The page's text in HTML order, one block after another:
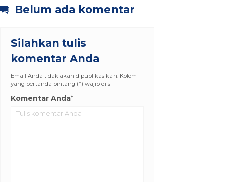
Belum ada komentar
Silahkan tulis
komentar Anda
Email Anda tidak akan dipublikasikan. Kolom
yang bertanda bintang (*) wajib diisi
Komentar Anda*